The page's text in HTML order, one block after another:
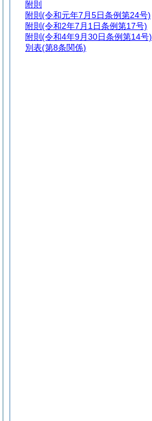
附則
附則 (令和元年7月5日条例第24号)
附則 (令和2年7月1日条例第17号)
附則 (令和4年9月30日条例第14号)
別表(第8条関係)